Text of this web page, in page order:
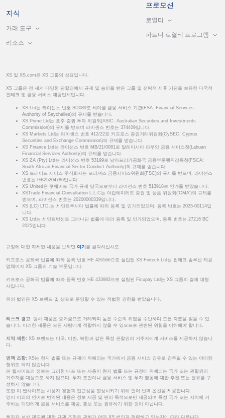
지식
거래 도구
리소스
프로모션
로열티
파트너 로열티 프로그램
XS 및 XS.com은 XS 그룹의 상표입니다.
XS 그룹은 전 세계 다양한 관할권에서 규제 및 승인을 받은 그룹 및 전략적 제휴 기관을 보유한 다국적
핀테크 및 금융 서비스 제공업체입니다.
XS Ltd는 라이센스 번호 SD089로 세이셸 금융 서비스 기관(FSA: Financial Services
Authority of Seychelles)의 규제를 받습니다.
XS Prime Ltd는 호주 증권 투자 위원회(ASIC: Australian Securities and Investments
Commission)의 규제를 받으며 라이센스 번호는 374409입니다.
XS Markets Ltd는 라이센스 번호 412/22로 키프로스 증권거래위원회(CySEC: Cyprus
Securities and Exchange Commission)의 규제를 받습니다.
XS Finance Ltd는 라이선스 번호 MB/21/0081로 말레이시아 라부안 금융 서비스청(Labuan
Financial Services Authority)의 규제를 받습니다.
XS ZA (Pty) Ltd는 라이선스 번호 53199로 남아프리카공화국 금융부문행위감독청(FSCA:
South African Financial Sector Conduct Authority)의 규제를 받습니다.
XS 트레이드 서비스 주식회사는 모리셔스 금융서비스위원회(FSC)의 규제를 받으며, 라이선스
번호는 GB25204786입니다.
XS United은 쿠웨이트 국가 규제 당국으로부터 라이선스 번호 513918로 인가를 받았습니다.
XSTrade Financial Consultation L.L.C는 아랍에미리트 증권 및 상품 위원회('CMA')의 규제를
받으며, 라이선스 번호는 20200000339입니다.
XS (LC) LTD.는 세인트루시아 법률에 따라 등록 및 인가되었으며, 등록 번호는 2025-00114입
니다.
XS Ltd는 세인트빈센트 그레나딘 법률에 따라 등록 및 인가되었으며, 등록 번호는 27216 BC
2025입니다.
규정에 대한 자세한 내용을 보려면 여기 를 클릭하십시오.
키프로스 공화국 법률에 따라 등록 번호 HE 426566으로 설립된 XS Fintech Ltd는 핀테크 솔루션 제공
업체이자 XS 그룹의 기술 부문입니다.
키프로스 공화국 법률에 따라 등록 번호 HE 433983으로 설립된 Ficupay Ltd는 XS 그룹의 결제 대행
사입니다.
위의 법인은 XS 브랜드 및 상표로 운영할 수 있는 적법한 권한을 받았습니다.
리스크 경고: 당사 제품은 증거금으로 거래되며 높은 수준의 위험을 수반하며 모든 자본을 잃을 수 있
습니다. 이러한 제품은 모든 사람에게 적합하지 않을 수 있으므로 관련된 위험을 이해해야 합니다.
지역 제한: XS 브랜드는 미국, 이란, 북한과 같은 특정 관할권의 거주자에게 서비스를 제공하지 않습니
다.
면책 조항: XS는 현지 법률 또는 규제에 위배되는 국가에서 금융 서비스 권유로 간주될 수 있는 어떠한
행위도 하지 않습니다.
본 웹사이트의 정보는 그러한 배포 또는 사용이 현지 법률 또는 규정에 위배되는 국가 또는 관할권의
거주자를 대상으로 하지 않으며, 투자 조언이나 금융 서비스 및 투자 활동에 대한 추천 또는 권유를 구
성하지 않습니다.
또한 이 웹사이트는 사용자 경험과 접근성을 향상시키기 위해 언어 번역 옵션을 제공합니다.
영어 이외의 언어로 번역된 내용은 정보 제공 및 편의 목적으로만 제공되며 특정 국가 또는 지역에 거
주하는 개인에게 금융 서비스를 제공, 홍보 또는 권유하기 위한 것이 아닙니다.